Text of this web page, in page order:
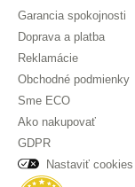
Garancia spokojnosti
Doprava a platba
Reklamácie
Obchodné podmienky
Sme ECO
Ako nakupovať
GDPR
Nastaviť cookies